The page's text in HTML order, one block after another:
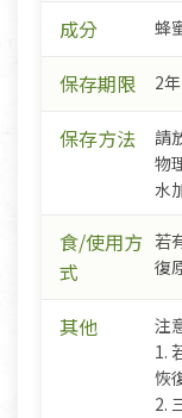
成分 蜂
保存期限 2年
保存方法
請
物
水
食/使用方
式
若
復
其他
注
1.
恢
2.